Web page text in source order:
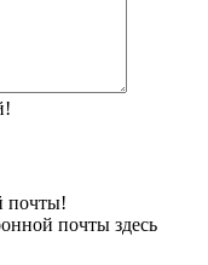
почты!
почты здесь